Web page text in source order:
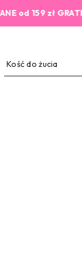
zł GRATIS!